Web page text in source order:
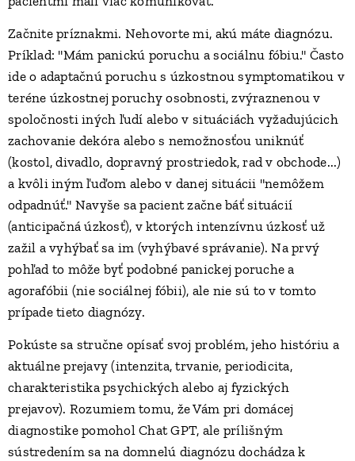
Začnite príznakmi. Nehovorte mi, akú máte diagnózu.
Príklad: "Mám panickú poruchu a sociálnu fóbiu." Často
ide o adaptačnú poruchu s úzkostnou symptomatikou v
teréne úzkostnej poruchy osobnosti, zvýraznenou v
spoločnosti iných ľudí alebo v situáciách vyžadujúcich
zachovanie dekóra alebo s nemožnosťou uniknúť
(kostol, divadlo, dopravný prostriedok, rad v obchode...)
a kvôli iným ľuďom alebo v danej situácii "nemôžem
odpadnúť." Navyše sa pacient začne báť situácií
(anticipačná úzkosť), v ktorých intenzívnu úzkosť už
zažil a vyhýbať sa im (vyhýbavé správanie). Na prvý
pohľad to môže byť podobné panickej poruche a
agorafóbii (nie sociálnej fóbii), ale nie sú to v tomto
prípade tieto diagnózy.
Pokúste sa stručne opísať svoj problém, jeho históriu a
aktuálne prejavy (intenzita, trvanie, periodicita,
charakteristika psychických alebo aj fyzických
prejavov). Rozumiem tomu, že Vám pri domácej
diagnostike pomohol Chat GPT, ale prílišným
sústredením sa na domnelú diagnózu dochádza k